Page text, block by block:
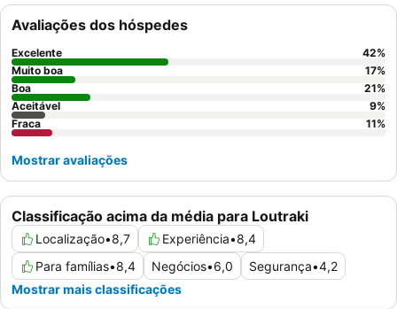
pequeno-almoço, que apresenta uma vasta gama de opções
frescas e saborosas. Para uma experiência elevada, considere
reservar uma suite com
Classificação acima da média para Loutraki
Localização•8,7 Experiência•8,4
Para famílias•8,4 Negócios•6,0 Segurança•4,2
Mostrar mais classificações
Avaliações dos hóspedes
Excelente 42%
Muito boa
17%
Boa
21%
Aceitável
9%
Fraca
11%
Mostrar avaliações